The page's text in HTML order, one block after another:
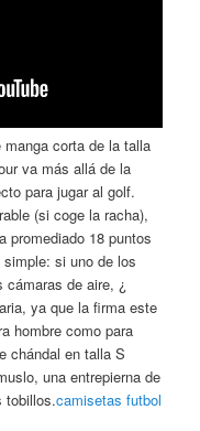
corta de la talla
va más allá de la
para jugar al golf.
(si coge la racha),
promediado 18 puntos
si uno de los
de aire, ¿
ya que la firma este
hombre como para
chándal en talla S
una entrepierna de
tobillos.camisetas futbol